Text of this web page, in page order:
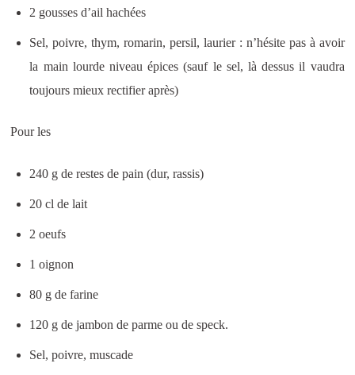
2 gousses d’ail hachées
Sel, poivre, thym, romarin, persil, laurier : n’hésite pas à avoir
la main lourde niveau épices (sauf le sel, là dessus il vaudra
toujours mieux rectifier après)
Pour les
240 g de restes de pain (dur, rassis)
20 cl de lait
2 oeufs
1 oignon
80 g de farine
120 g de jambon de parme ou de speck.
Sel, poivre, muscade